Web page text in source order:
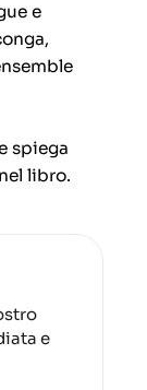
e
spiega
libro.
e